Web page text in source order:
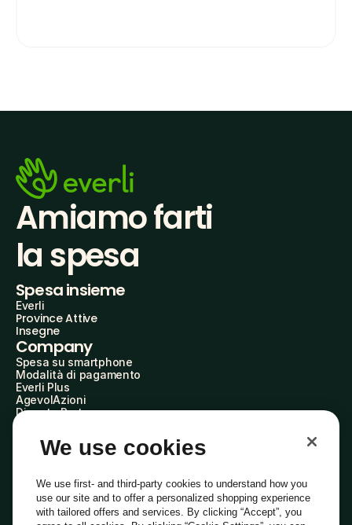
Amiamo farti
la spesa
Spesa insieme
Everli
Province Attive
Insegne
Company
Spesa su smartphone
Modalità di pagamento
Everli Plus
AgevolAzioni
Diventa Partner
Everli Shoppers
About Us
Everli News
Domande frequenti
Lavora con noi
Diventa Shopper
We use cookies
We use first- and third-party cookies to understand how you
use our site and to offer a personalized shopping experience
with tailored offers and services. By clicking “Accept”, you